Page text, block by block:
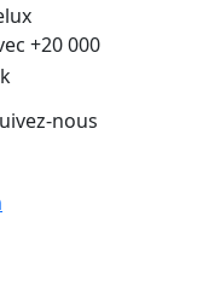
+20 000
nous